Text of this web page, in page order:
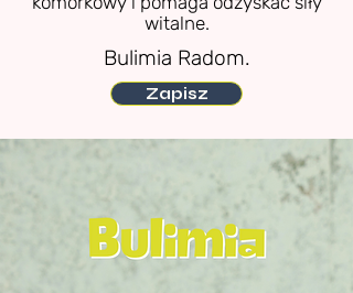
witalne.
Bulimia Radom.
Zapisz